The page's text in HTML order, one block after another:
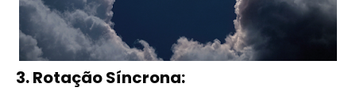
3. Rotação Síncrona: